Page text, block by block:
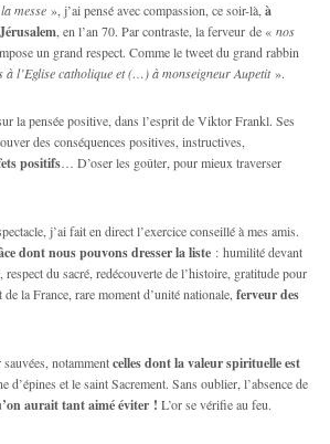
messe », j’ai pensé avec compassion, ce soir-là, à
, en l’an 70. Par contraste, la ferveur de « nos
un grand respect. Comme le tweet du grand rabbin
à l’Eglise catholique et (…) à monseigneur Aupetit».
la pensée positive, dans l’esprit de Viktor Frankl. Ses
des conséquences positives, instructives,
positifs … D’oser les goûter, pour mieux traverser
j’ai fait en direct l’exercice conseillé à mes amis.
dont nous pouvons dresser la liste : humilité devant
du sacré, redécouverte de l’histoire, gratitude pour
la France, rare moment d’unité nationale, ferveur des
notammentcelles dont la valeur spirituelle est
et le saint Sacrement. Sans oublier, l’absence de
aurait tant aimé éviter ! L’or se vérifie au feu.